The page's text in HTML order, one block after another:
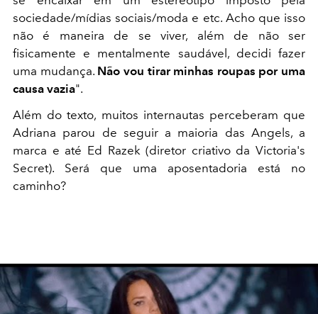
sociedade/mídias sociais/moda e etc. Acho que isso
não é maneira de se viver, além de não ser
fisicamente e mentalmente saudável, decidi fazer
uma mudança. Não vou tirar minhas roupas por uma
causa vazia".
Além do texto, muitos internautas perceberam que
Adriana parou de seguir a maioria das Angels, a
marca e até Ed Razek (diretor criativo da Victoria's
Secret). Será que uma aposentadoria está no
caminho?